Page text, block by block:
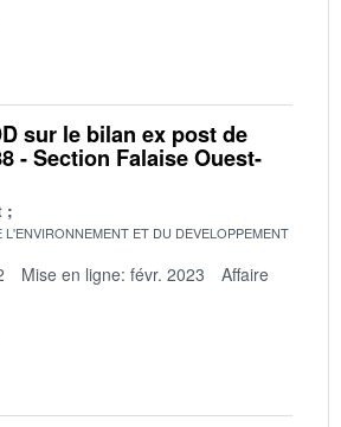
sur le bilan ex post de
- Section Falaise Ouest-
ET DU DEVELOPPEMENT
Mise en ligne: févr. 2023
Affaire